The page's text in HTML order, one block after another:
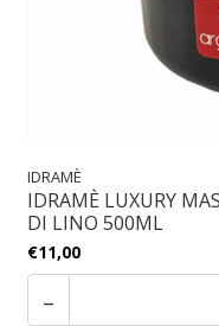
IDRAMÈ
IDRAMÈ LUXURY
DI LINO 500ML
€11,00
-